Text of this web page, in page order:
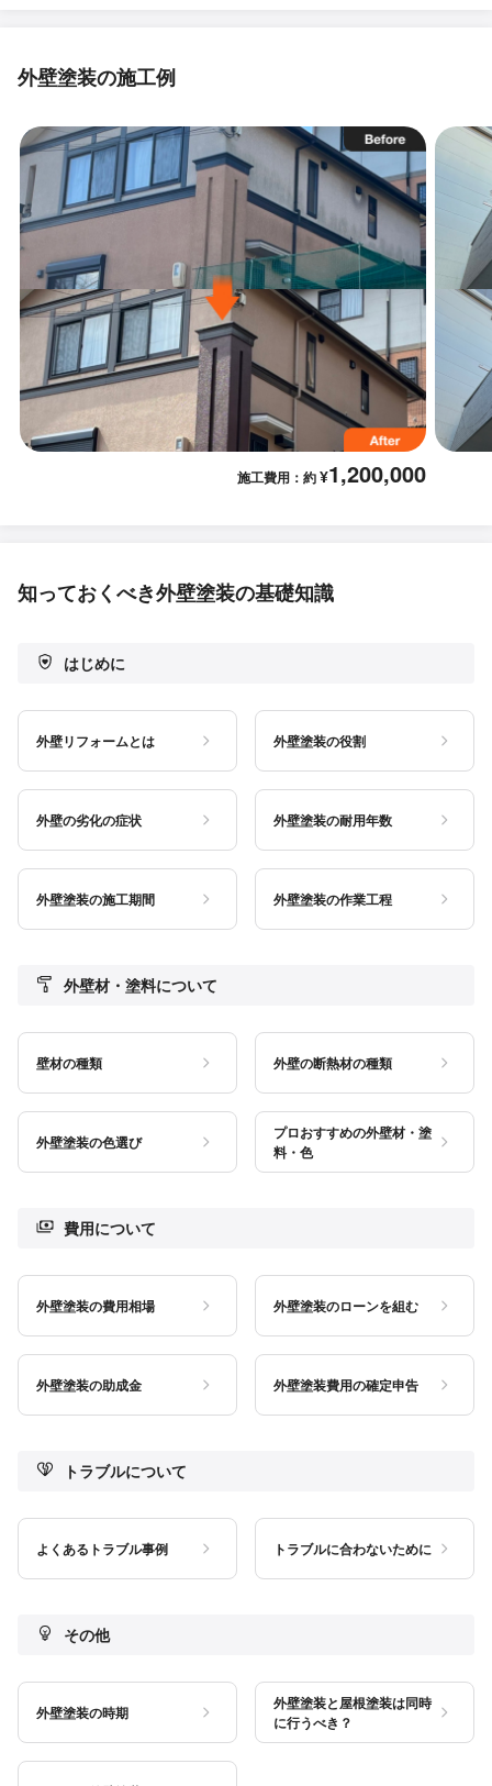
外壁塗装の施工例
施工費用：約¥1,200,000
知っておくべき外壁塗装の基礎知識
はじめに
外壁リフォームとは 外壁塗装の役割
外壁の劣化の症状 外壁塗装の耐用年数
外壁塗装の施工期間 外壁塗装の作業工程
外壁材・塗料について
壁材の種類 外壁の断熱材の種類
外壁塗装の色選び
プロおすすめの外壁材・塗
料・色
費用について
外壁塗装の費用相場 外壁塗装のローンを組む
外壁塗装の助成金 外壁塗装費用の確定申告
トラブルについて
よくあるトラブル事例 トラブルに合わないために
その他
外壁塗装の時期
外壁塗装と屋根塗装は同時
に行うべき？